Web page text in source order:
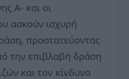
Α- και οι
ασκούν ισχυρή
προστατεύοντας
την επιβλαβή δράση
και τον κίνδυνο